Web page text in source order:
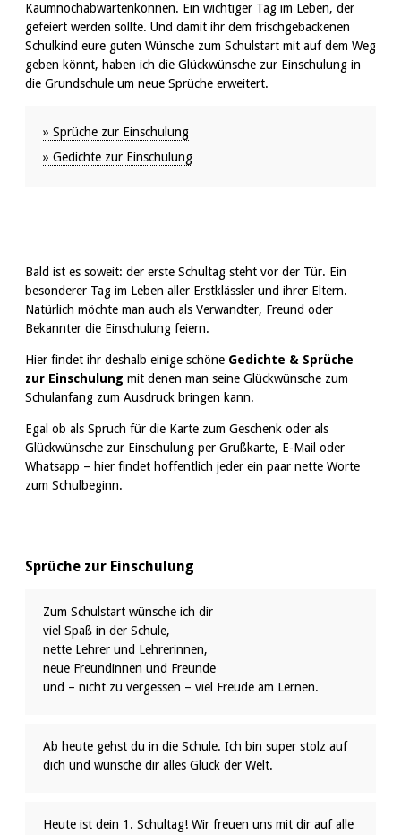
Kaumnochabwartenkönnen. Ein wichtiger Tag im Leben, der
gefeiert werden sollte. Und damit ihr dem frischgebackenen
Schulkind eure guten Wünsche zum Schulstart mit auf dem Weg
geben könnt, haben ich die Glückwünsche zur Einschulung in
die Grundschule um neue Sprüche erweitert.
» Sprüche zur Einschulung
» Gedichte zur Einschulung
Bald ist es soweit: der erste Schultag steht vor der Tür. Ein
besonderer Tag im Leben aller Erstklässler und ihrer Eltern.
Natürlich möchte man auch als Verwandter, Freund oder
Bekannter die Einschulung feiern.
Hier findet ihr deshalb einige schöne Gedichte & Sprüche
zur Einschulung mit denen man seine Glückwünsche zum
Schulanfang zum Ausdruck bringen kann.
Egal ob als Spruch für die Karte zum Geschenk oder als
Glückwünsche zur Einschulung per Grußkarte, E-Mail oder
Whatsapp – hier findet hoffentlich jeder ein paar nette Worte
zum Schulbeginn.
Sprüche zur Einschulung
Zum Schulstart wünsche ich dir
viel Spaß in der Schule,
nette Lehrer und Lehrerinnen,
neue Freundinnen und Freunde
und – nicht zu vergessen – viel Freude am Lernen.
Ab heute gehst du in die Schule. Ich bin super stolz auf
dich und wünsche dir alles Glück der Welt.
Heute ist dein 1. Schultag! Wir freuen uns mit dir auf alle